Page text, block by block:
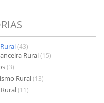
(43)
Rural(15)
(3)
Rural(13)
(11)